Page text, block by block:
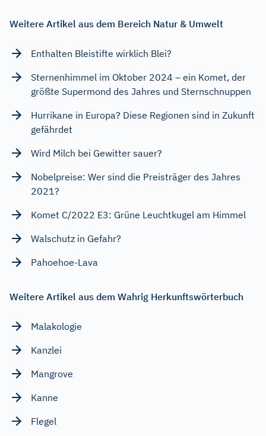
Weitere Artikel aus dem Bereich Natur & Umwelt
Enthalten Bleistifte wirklich Blei?
Sternenhimmel im Oktober 2024 – ein Komet, der
größte Supermond des Jahres und Sternschnuppen
Hurrikane in Europa? Diese Regionen sind in Zukunft
gefährdet
Wird Milch bei Gewitter sauer?
Nobelpreise: Wer sind die Preisträger des Jahres
2021?
Komet C/2022 E3: Grüne Leuchtkugel am Himmel
Walschutz in Gefahr?
Pahoehoe-Lava
Weitere Artikel aus dem Wahrig Herkunftswörterbuch
Malakologie
Kanzlei
Mangrove
Kanne
Flegel